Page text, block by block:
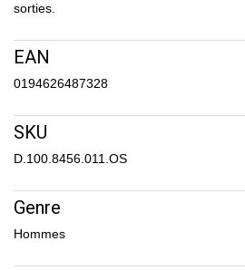
sorties.
EAN
0194626487328
SKU
D.100.8456.011.OS
Genre
Hommes